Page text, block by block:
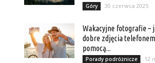
Góry 30 czerwca 2025
Wakacyjne fotografie –
dobre zdjęcia
pomocą...
Porady podróżnicze 12